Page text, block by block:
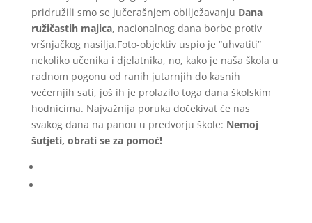
pridružili smo se jučerašnjem obilježavanju Dana
ružičastih majica, nacionalnog dana borbe protiv
vršnjačkog nasilja.Foto-objektiv uspio je “uhvatiti”
nekoliko učenika i djelatnika, no, kako je naša škola u
radnom pogonu od ranih jutarnjih do kasnih
večernjih sati, još ih je prolazilo toga dana školskim
hodnicima. Najvažnija poruka dočekivat će nas
svakog dana na panou u predvorju škole: Nemoj
šutjeti, obrati se za pomoć!